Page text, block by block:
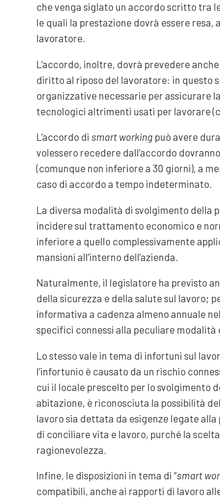
che venga siglato un accordo scritto tra
le quali la prestazione dovrà essere
lavoratore.
L’accordo, inoltre, dovrà prevedere
diritto al riposo del lavoratore: in questo
organizzative necessarie per assicurare
tecnologici altrimenti usati per lavorare
L’accordo di smart working può avere
volessero recedere dall’accordo
(comunque non inferiore a 30 giorni), a
caso di accordo a tempo indeterminato.
La diversa modalità di svolgimento della
incidere sul trattamento economico e
inferiore a quello complessivamente
mansioni all’interno dell’azienda.
Naturalmente, il legislatore ha previsto
della sicurezza e della salute sul lavoro;
informativa a cadenza almeno annuale
specifici connessi alla peculiare
Lo stesso vale in tema di infortuni sul
l’infortunio è causato da un rischio
cui il locale prescelto per lo svolgimento
abitazione, è riconosciuta la possibilità
lavoro sia dettata da esigenze legate
di conciliare vita e lavoro, purché la
ragionevolezza.
Infine, le disposizioni in tema di “smart
compatibili, anche ai rapporti di lavoro